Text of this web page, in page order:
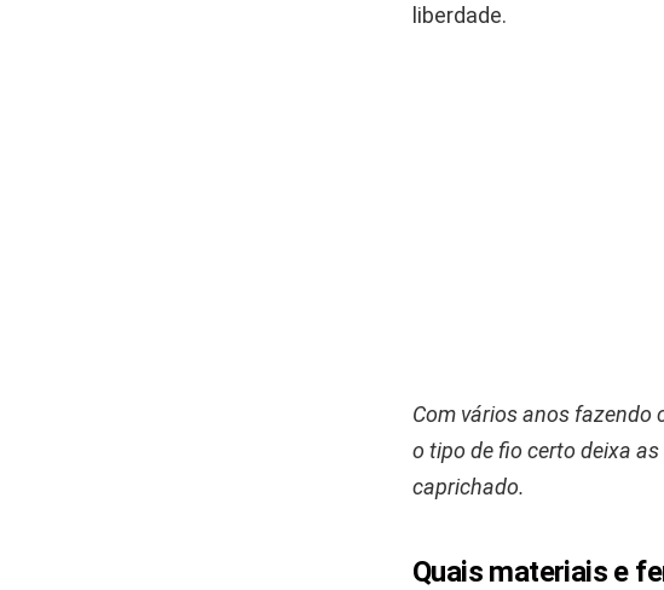
liberdade.
Com vários anos fazendo
o tipo de fio certo deixa
caprichado.
Quais materiais e